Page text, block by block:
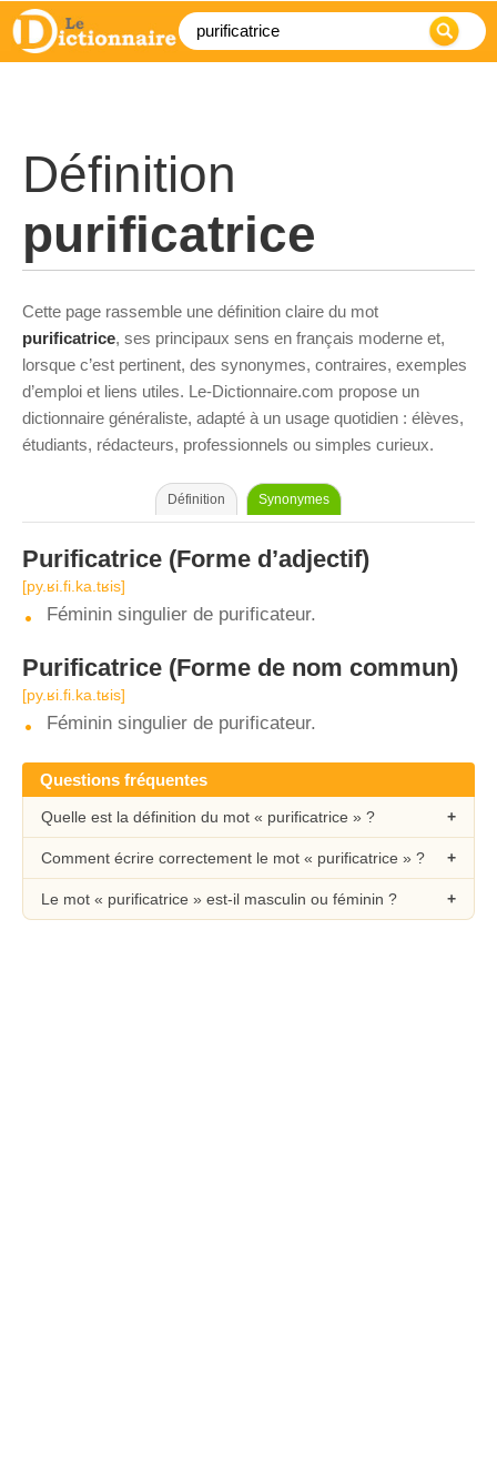
Définition
purificatrice
Cette page rassemble une définition claire du mot
purificatrice, ses principaux sens en français moderne et,
lorsque c’est pertinent, des synonymes, contraires, exemples
d’emploi et liens utiles. Le-Dictionnaire.com propose un
dictionnaire généraliste, adapté à un usage quotidien : élèves,
étudiants, rédacteurs, professionnels ou simples curieux.
Définition Synonymes
Purificatrice (Forme d’adjectif)
[py.ʁi.fi.ka.tʁis]
Féminin singulier de purificateur.
Purificatrice (Forme de nom commun)
[py.ʁi.fi.ka.tʁis]
Féminin singulier de purificateur.
Questions fréquentes
Quelle est la définition du mot « purificatrice » ?
Comment écrire correctement le mot « purificatrice » ?
Le mot « purificatrice » est-il masculin ou féminin ?